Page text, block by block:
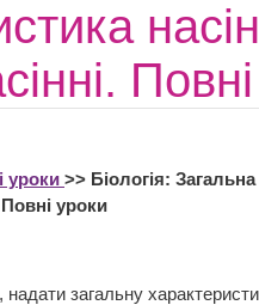
уроки >> Біологія: Загальна
уроки
загальну